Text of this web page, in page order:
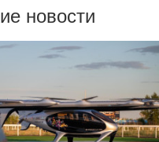
новости